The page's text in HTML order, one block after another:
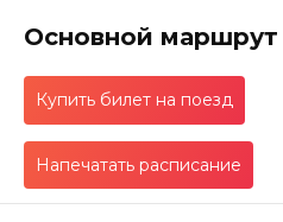
Основной маршрут
Купить билет на поезд
Напечатать расписание